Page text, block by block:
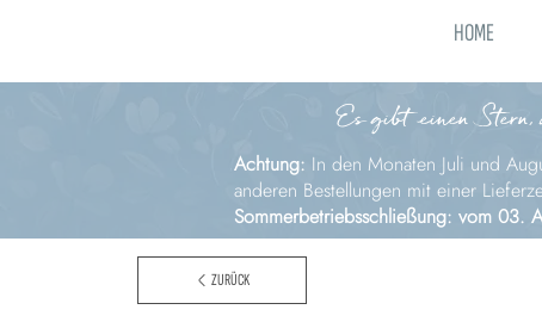
HOME
Es gibt einen
Achtung: In den Monaten Juli und
anderen Bestellungen mit einer
Sommerbetriebsschließung: vom 03.
ZURÜCK